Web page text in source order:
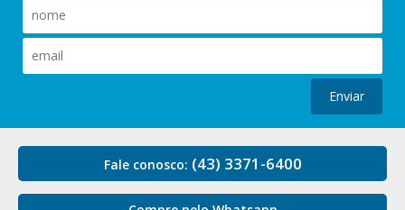
Enviar
Fale conosco: (43) 3371-6400